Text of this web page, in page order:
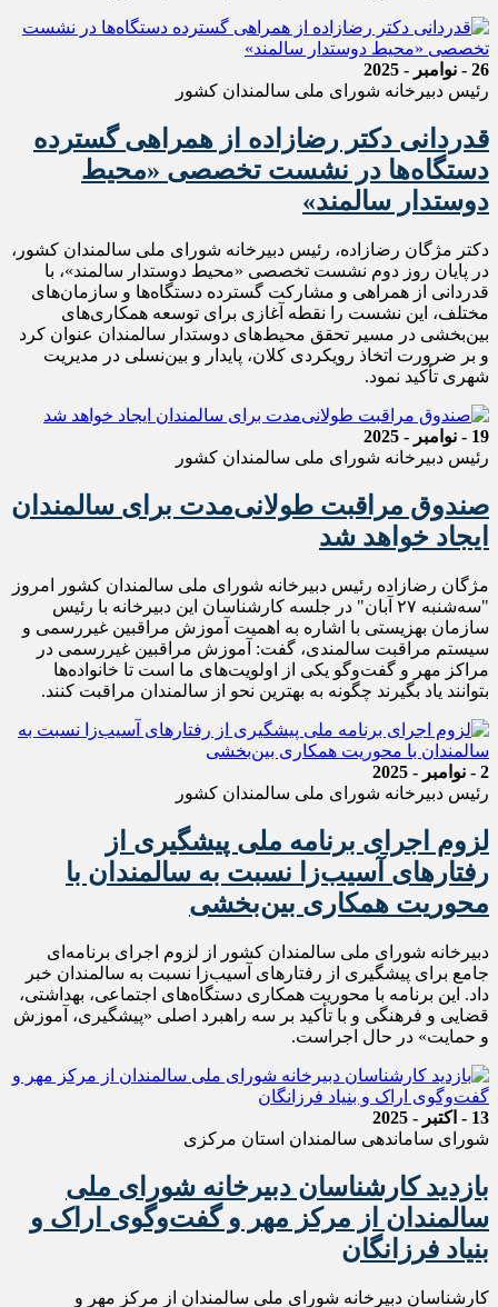
26 - نوامبر - 2025
رئیس دبیرخانه شورای ملی سالمندان کشور
قدردانی دکتر رضازاده از همراهی گسترده
دستگاه‌ها در نشست تخصصی «محیط
دوستدار سالمند»
دکتر مژگان رضازاده، رئیس دبیرخانه شورای ملی سالمندان کشور،
در پایان روز دوم نشست تخصصی «محیط دوستدار سالمند»، با
قدردانی از همراهی و مشارکت گسترده دستگاه‌ها و سازمان‌های
مختلف، این نشست را نقطه آغازی برای توسعه همکاری‌های
بین‌بخشی در مسیر تحقق محیط‌های دوستدار سالمندان عنوان کرد
و بر ضرورت اتخاذ رویکردی کلان، پایدار و بین‌نسلی در مدیریت
شهری تأکید نمود.
19 - نوامبر - 2025
رئیس دبیرخانه شورای ملی سالمندان کشور
صندوق مراقبت طولانی‌مدت برای سالمندان
ایجاد خواهد شد
مژگان رضازاده رئیس دبیرخانه شورای ملی سالمندان کشور امروز
"سه‌شنبه ۲۷ آبان" در جلسه کارشناسان این دبیرخانه با رئیس
سازمان بهزیستی با اشاره به اهمیت آموزش مراقبین غیررسمی و
سیستم مراقبت سالمندی، گفت: آموزش مراقبین غیررسمی در
مراکز مهر و گفت‌وگو یکی از اولویت‌های ما است تا خانواده‌ها
بتوانند یاد بگیرند چگونه به بهترین نحو از سالمندان مراقبت کنند.
2 - نوامبر - 2025
رئیس دبیرخانه شورای ملی سالمندان کشور
لزوم اجرای برنامه ملی پیشگیری از
رفتارهای آسیب‌زا نسبت به سالمندان با
محوریت همکاری بین‌بخشی
دبیرخانه شورای ملی سالمندان کشور از لزوم اجرای برنامه‌ای
جامع برای پیشگیری از رفتارهای آسیب‌زا نسبت به سالمندان خبر
داد. این برنامه با محوریت همکاری دستگاه‌های اجتماعی، بهداشتی،
قضایی و فرهنگی و با تأکید بر سه راهبرد اصلی «پیشگیری، آموزش
و حمایت» در حال اجراست.
13 - اکتبر - 2025
شورای ساماندهی سالمندان استان مرکزی
بازدید کارشناسان دبیرخانه شورای ملی
سالمندان از مرکز مهر و گفت‌وگوی اراک و
بنیاد فرزانگان
کارشناسان دبیرخانه شورای ملی سالمندان از مرکز مهر و